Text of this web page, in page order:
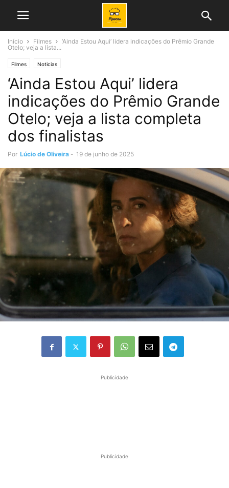
Início Filmes
‘Ainda Estou Aqui’ lidera indicações do Prêmio Grande
Otelo; veja a lista...
Filmes Noticias
‘Ainda Estou Aqui’ lidera
indicações do Prêmio Grande
Otelo; veja a lista completa
dos finalistas
Por Lúcio de Oliveira - 19 de junho de 2025
Publicidade
Publicidade